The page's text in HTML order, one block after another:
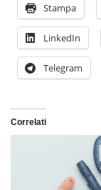
Stampa
LinkedIn
Telegram
Correlati